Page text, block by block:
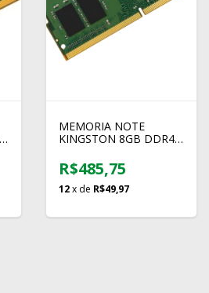
MEMORIA NOTE
KINGSTON 8GB DDR4
R$485,75
12x de R$49,97